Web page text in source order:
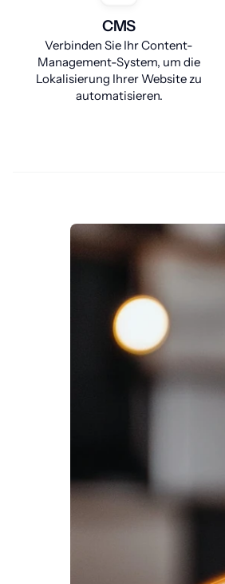
CMS
Verbinden Sie Ihr Content-
Management-System, um die
Lokalisierung Ihrer Website zu
automatisieren.